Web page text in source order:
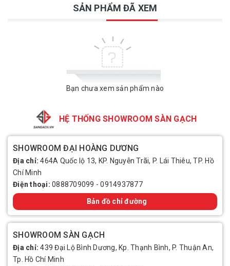
SẢN PHẨM ĐÃ XEM
Bạn chưa xem sản phẩm nào
HỆ THỐNG SHOWROOM SÀN GẠCH
SHOWROOM ĐẠI HOÀNG DƯƠNG
Địa chỉ:464A Quốc lộ 13, KP. Nguyễn Trãi, P. Lái Thiêu, TP. Hồ
Chí Minh
Điện thoại: 0888709099 -0914937877
Bản đồ chỉ đường
SHOWROOM SÀN GẠCH
Địa chỉ:439 Đại Lộ Bình Dương, Kp. Thạnh Bình, P. Thuận An,
Tp. Hồ Chí Minh